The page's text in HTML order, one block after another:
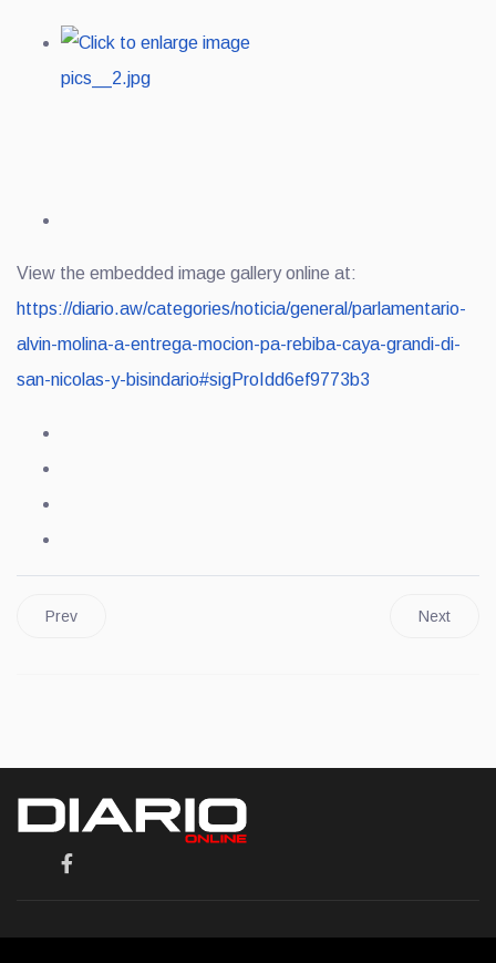
View the embedded image gallery online at:
https://diario.aw/categories/noticia/general/parlamentario-
alvin-molina-a-entrega-mocion-pa-rebiba-caya-grandi-di-
san-nicolas-y-bisindario#sigProIdd6ef9773b3
Prev Next